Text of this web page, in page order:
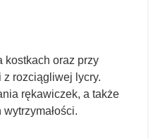
kostkach oraz przy
z rozciągliwej lycry.
rękawiczek, a także